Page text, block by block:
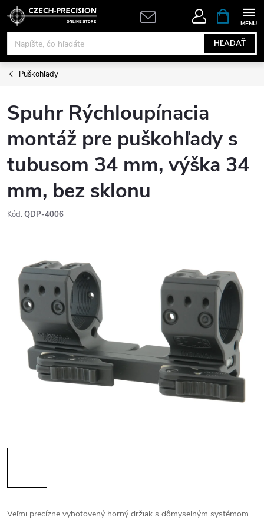
Prejsť
obsah
HĽADAŤ
KOŠÍK
Puškohľady
Spuhr Rýchloupínacia
montáž pre puškohľady s
tubusom 34 mm, výška 34
mm, bez sklonu
Kód: QDP-4006
Veľmi precízne vyhotovený horný držiak s dômyselným systémom